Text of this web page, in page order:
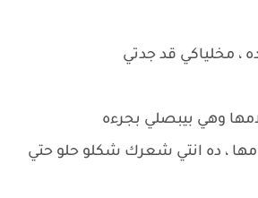
، مخلياكي قد جدتي
وهي بيبصلي بجرءه
، ده انتي شعرك شكلو حلو حتي